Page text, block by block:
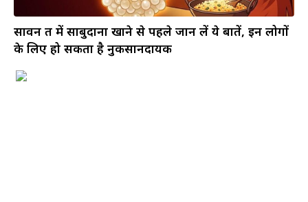
सावन व्रत में साबुदाना खाने से पहले जान लें ये बातें, इन लोगों
के लिए हो सकता है नुकसानदायक